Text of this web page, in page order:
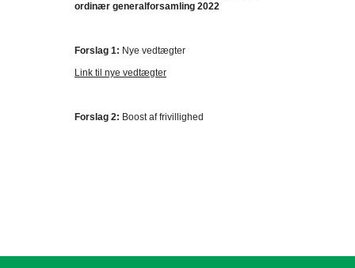
ordinær generalforsamling 2022
Forslag 1: Nye vedtægter
Link til nye vedtægter
Forslag 2: Boost af frivillighed